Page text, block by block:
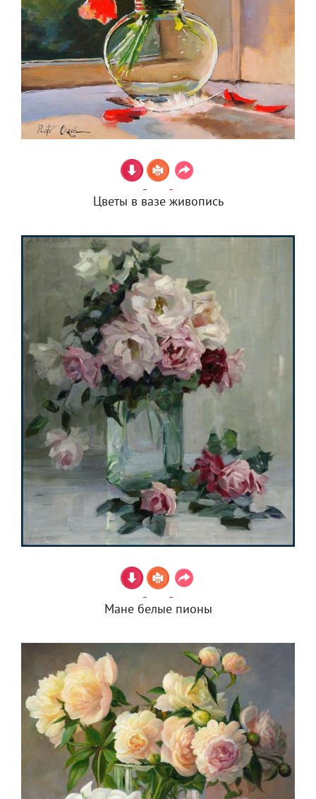
Цветы в вазе живопись
Мане белые пионы